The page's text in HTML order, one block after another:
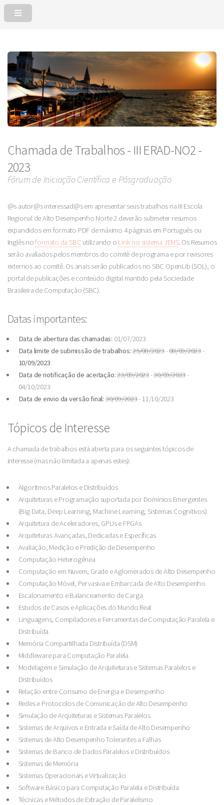
Chamada de Trabalhos - III ERAD-NO2 -
2023
Fórum de Iniciação Científica e Pósgraduação
@s autor@s interessad@s em apresentar seus trabalhos na III Escola
Regional de Alto Desempenho Norte 2 deverão submeter resumos
expandidos em formato PDF de máximo 4 páginas em Português ou
Inglês noformato da SBC utilizando o Link no sistema JEMS. Os Resumos
serão avaliados pelos membros do comitê de programa e por revisores
externos ao comitê. Os anais serão publicados no SBC OpenLib (SOL), o
portal de publicações e conteúdo digital mantido pela Sociedade
Brasileira de Computação (SBC).
Datas importantes:
Data de abertura das chamadas: 01/07/2023
Data limite de submissão de trabalhos:25/08/2023-08/09/2023-
10/09/2023
Data de notificação de aceitação:23/09/2023-30/09/2023-
04/10/2023
Data de envio da versão final: 30/09/2023- 11/10/2023
Tópicos de Interesse
A chamada de trabalhos está aberta para os seguintes tópicos de
interesse (mas não limitada a apenas estes):
Algoritmos Paralelos e Distribuídos
Arquiteturas e Programação suportada por Domínios Emergentes
(Big Data, Deep Learning, Machine Learning, Sistemas Cognitivos)
Arquitetura de Aceleradores, GPUs e FPGAs
Arquiteturas Avançadas, Dedicadas e Específicas
Avaliação, Medição e Predição de Desempenho
Computação Heterogênea
Computação em Nuvem, Grade e Aglomerados de Alto Desempenho
Computação Móvel, Pervasiva e Embarcada de Alto Desempenho
Escalonamento e Balanceamento de Carga
Estudos de Casos e Aplicações do Mundo Real
Linguagens, Compiladores e Ferramentas de Computação Paralela e
Distribuída
Memória Compartilhada Distribuída (DSM)
Middleware para Computação Paralela
Modelagem e Simulação de Arquiteturas e Sistemas Paralelos e
Distribuídos
Relação entre Consumo de Energia e Desempenho
Redes e Protocolos de Comunicação de Alto Desempenho
Simulação de Arquiteturas e Sistemas Paralelos
Sistemas de Arquivos e Entrada e Saída de Alto Desempenho
Sistemas de Alto Desempenho Tolerantes a Falhas
Sistemas de Banco de Dados Paralelos e Distribuídos
Sistemas de Memória
Sistemas Operacionais e Virtualização
Software Básico para Computação Paralela e Distribuída
Técnicas e Métodos de Extração de Paralelismo